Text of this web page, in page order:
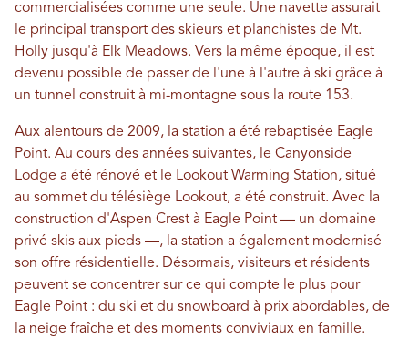
commercialisées comme une seule. Une navette assurait
le principal transport des skieurs et planchistes de Mt.
Holly jusqu'à Elk Meadows. Vers la même époque, il est
devenu possible de passer de l'une à l'autre à ski grâce à
un tunnel construit à mi-montagne sous la route 153.
Aux alentours de 2009, la station a été rebaptisée Eagle
Point. Au cours des années suivantes, le Canyonside
Lodge a été rénové et le Lookout Warming Station, situé
au sommet du télésiège Lookout, a été construit. Avec la
construction d'Aspen Crest à Eagle Point — un domaine
privé skis aux pieds —, la station a également modernisé
son offre résidentielle. Désormais, visiteurs et résidents
peuvent se concentrer sur ce qui compte le plus pour
Eagle Point : du ski et du snowboard à prix abordables, de
la neige fraîche et des moments conviviaux en famille.